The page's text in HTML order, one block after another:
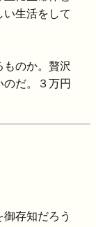
い生活をして
のか。贅沢
だ。３万円
存知だろう